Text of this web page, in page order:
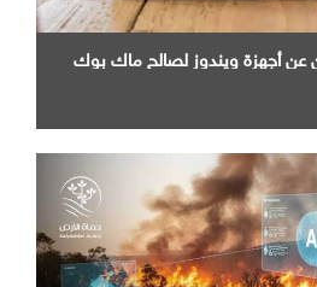
عن أجهزة ويندوز لصالح ماك بوك